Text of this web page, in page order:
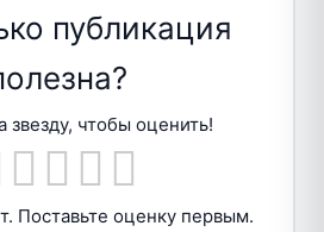
публикация
звезду, чтобы оценить!
Поставьте оценку первым.